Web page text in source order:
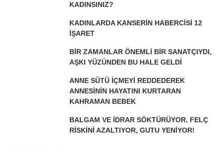
KADINSINIZ?
KADINLARDA KANSERİN HABERCİSİ 12
İŞARET
BİR ZAMANLAR ÖNEMLİ BİR SANATÇIYDI,
AŞKI YÜZÜNDEN BU HALE GELDİ
ANNE SÜTÜ İÇMEYİ REDDEDEREK
ANNESİNİN HAYATINI KURTARAN
KAHRAMAN BEBEK
BALGAM VE İDRAR SÖKTÜRÜYOR, FELÇ
RİSKİNİ AZALTIYOR, GUTU YENİYOR!